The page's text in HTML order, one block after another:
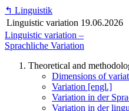
↰ Linguistik
Linguistic variation 19.06.2026
Linguistic variation –
Sprachliche Variation
Theoretical and
Dimensions of
Variation [engl.]
Variation in der
Variation in der